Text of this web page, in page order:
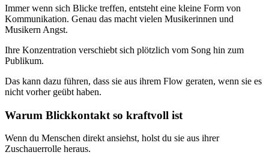
Immer wenn sich Blicke treffen, entsteht eine kleine Form von
Kommunikation. Genau das macht vielen Musikerinnen und
Musikern Angst.
Ihre Konzentration verschiebt sich plötzlich vom Song hin zum
Publikum.
Das kann dazu führen, dass sie aus ihrem Flow geraten, wenn sie es
nicht vorher geübt haben.
Warum Blickkontakt so kraftvoll ist
Wenn du Menschen direkt ansiehst, holst du sie aus ihrer
Zuschauerrolle heraus.